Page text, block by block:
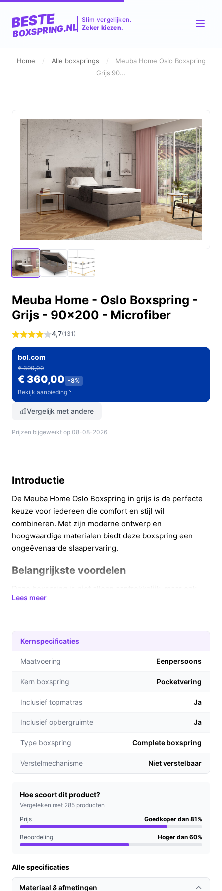
BESTE
BOXSPRING.NL
Slim vergelijken.
Zeker kiezen.
Home / Alle boxsprings /
Meuba Home Oslo Boxspring
Grijs 90...
Meuba Home - Oslo Boxspring -
Grijs - 90x200 - Microfiber
4,7(131)
bol.com
€ 390,00
€ 360,00 -8%
Bekijk aanbieding
Vergelijk met andere
Prijzen bijgewerkt op 08-08-2026
Introductie
De Meuba Home Oslo Boxspring in grijs is de perfecte
keuze voor iedereen die comfort en stijl wil
combineren. Met zijn moderne ontwerp en
hoogwaardige materialen biedt deze boxspring een
ongeëvenaarde slaapervaring.
Belangrijkste voordelen
functioneel. Hier zijn enkele voordelen die het de ideale
Optimaal slaapcomfort dankzij de pocketvering die
zich aanpast aan jouw lichaam, wat zorgt voor een
gezonde drukverdeling.
zachtheid, waardoor je nog beter kunt ontspannen
Met een maximale belasting van 200 kg is deze
boxspring geschikt voor verschillende
gebruiksgemak.
Voor welke doelgroep?
als koppels die op zoek zijn naar een comfortabele en
stijlvolle slaapoplossing. Het moderne design past in
elke slaapkamer, terwijl de stevige constructie ook goed
is voor mensen met een hoger gewicht.
De Oslo boxspring onderscheidt zich van andere
modellen door zijn unieke eigenschappen:
Lees meer
Kernspecificaties
Maatvoering Eenpersoons
Kern boxspring Pocketvering
Inclusief topmatras Ja
Inclusief opbergruimte Ja
Type boxspring Complete boxspring
Verstelmechanisme Niet verstelbaar
Hoe scoort dit product?
Vergeleken met 285 producten
Prijs
Goedkoper dan 81%
Beoordeling Hoger dan 60%
Alle specificaties
Materiaal & afmetingen